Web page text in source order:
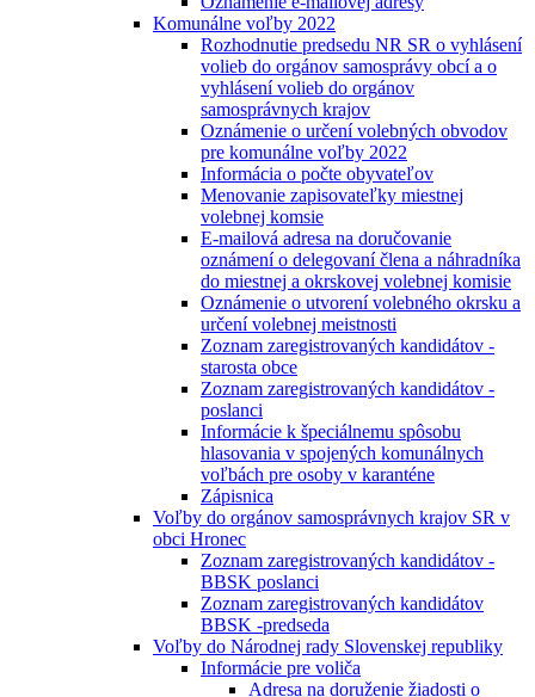
Komunálne voľby 2022
Rozhodnutie predsedu NR SR o vyhlásení
volieb do orgánov samosprávy obcí a o
vyhlásení volieb do orgánov
samosprávnych krajov
Oznámenie o určení volebných obvodov
pre komunálne voľby 2022
Informácia o počte obyvateľov
Menovanie zapisovateľky miestnej
volebnej komsie
E-mailová adresa na doručovanie
oznámení o delegovaní člena a náhradníka
do miestnej a okrskovej volebnej komisie
Oznámenie o utvorení volebného okrsku a
určení volebnej meistnosti
Zoznam zaregistrovaných kandidátov -
starosta obce
Zoznam zaregistrovaných kandidátov -
poslanci
Informácie k špeciálnemu spôsobu
hlasovania v spojených komunálnych
voľbách pre osoby v karanténe
Zápisnica
Voľby do orgánov samosprávnych krajov SR v
obci Hronec
Zoznam zaregistrovaných kandidátov -
BBSK poslanci
Zoznam zaregistrovaných kandidátov
BBSK -predseda
Voľby do Národnej rady Slovenskej republiky
Informácie pre voliča
Adresa na doruženie žiadosti o